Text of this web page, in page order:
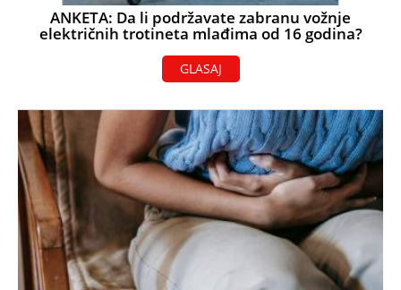
ANKETA: Da li podržavate zabranu vožnje
električnih trotineta mlađima od 16 godina?
GLASAJ